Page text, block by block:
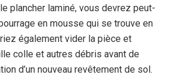
plancher laminé, vous devrez peut-
en mousse qui se trouve en
également vider la pièce et
colle et autres débris avant de
d’un nouveau revêtement de sol.